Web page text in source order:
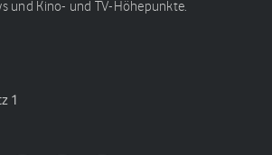
und Kino- und TV-Höhepunkte.
1